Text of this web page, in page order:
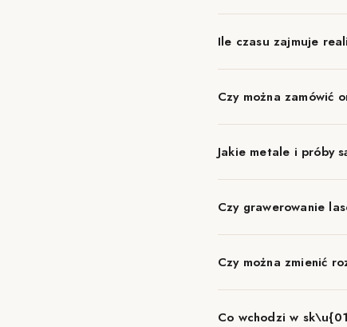
Ile czasu zajmuje
Czy można zamówić
Jakie metale i próby
Czy grawerowanie
Czy można zmienić
Co wchodzi w